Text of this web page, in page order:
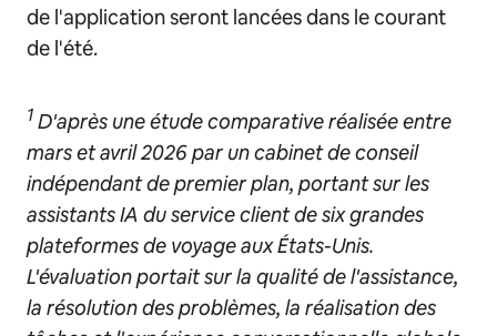
de l'application seront lancées dans le courant
de l'été.
1 D'après une étude comparative réalisée entre
mars et avril 2026 par un cabinet de conseil
indépendant de premier plan, portant sur les
assistants IA du service client de six grandes
plateformes de voyage aux États-Unis.
L'évaluation portait sur la qualité de l'assistance,
la résolution des problèmes, la réalisation des